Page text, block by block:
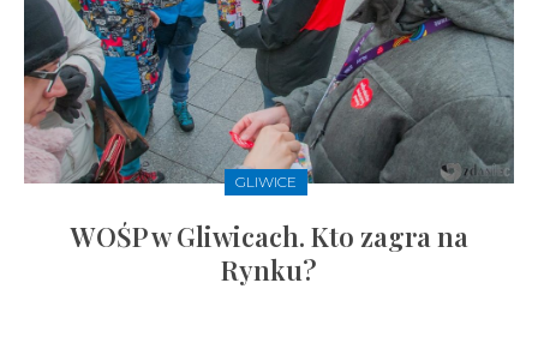
GLIWICE
WOŚP w Gliwicach. Kto zagra na
Rynku?